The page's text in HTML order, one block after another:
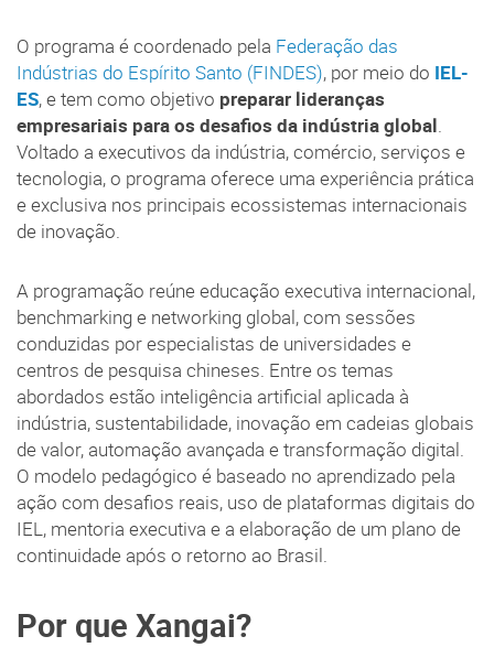
O programa é coordenado pela Federação das
Indústrias do Espírito Santo (FINDES), por meio do IEL-
ES, e tem como objetivo preparar lideranças
empresariais para os desafios da indústria global.
Voltado a executivos da indústria, comércio, serviços e
tecnologia, o programa oferece uma experiência prática
e exclusiva nos principais ecossistemas internacionais
de inovação.
A programação reúne educação executiva internacional,
benchmarking e networking global, com sessões
conduzidas por especialistas de universidades e
centros de pesquisa chineses. Entre os temas
abordados estão inteligência artificial aplicada à
indústria, sustentabilidade, inovação em cadeias globais
de valor, automação avançada e transformação digital.
O modelo pedagógico é baseado no aprendizado pela
ação com desafios reais, uso de plataformas digitais do
IEL, mentoria executiva e a elaboração de um plano de
continuidade após o retorno ao Brasil.
Por que Xangai?